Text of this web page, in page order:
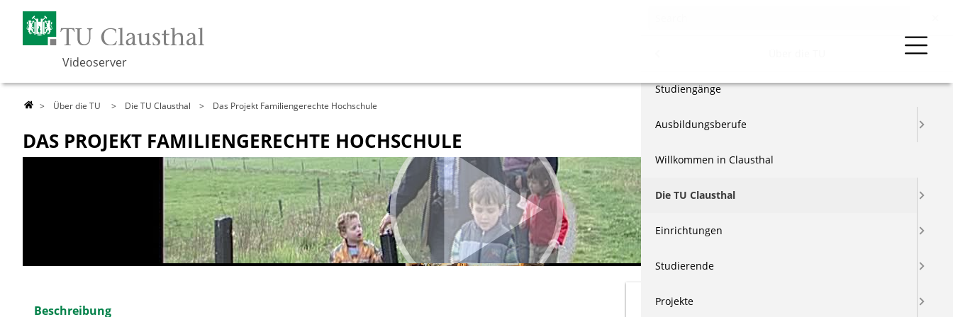
Videoserver
> Über die TU > Die TU Clausthal > Das Projekt Familiengerechte Hochschule
DAS PROJEKT FAMILIENGERECHTE HOCHSCHULE
Beschreibung Kurzinformationen
Über die TU
Forschung
Events & Vorträge
Berichte & Dokus
Index
Studiengänge
Ausbildungsberufe
Willkommen in Clausthal
Die TU Clausthal
Einrichtungen
Studierende
Projekte